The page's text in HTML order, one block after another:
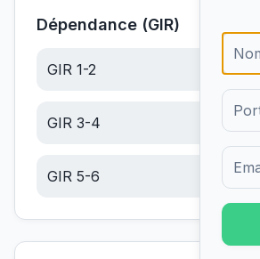
Dépendance (GIR)
GIR 1-2
GIR 3-4
GIR 5-6